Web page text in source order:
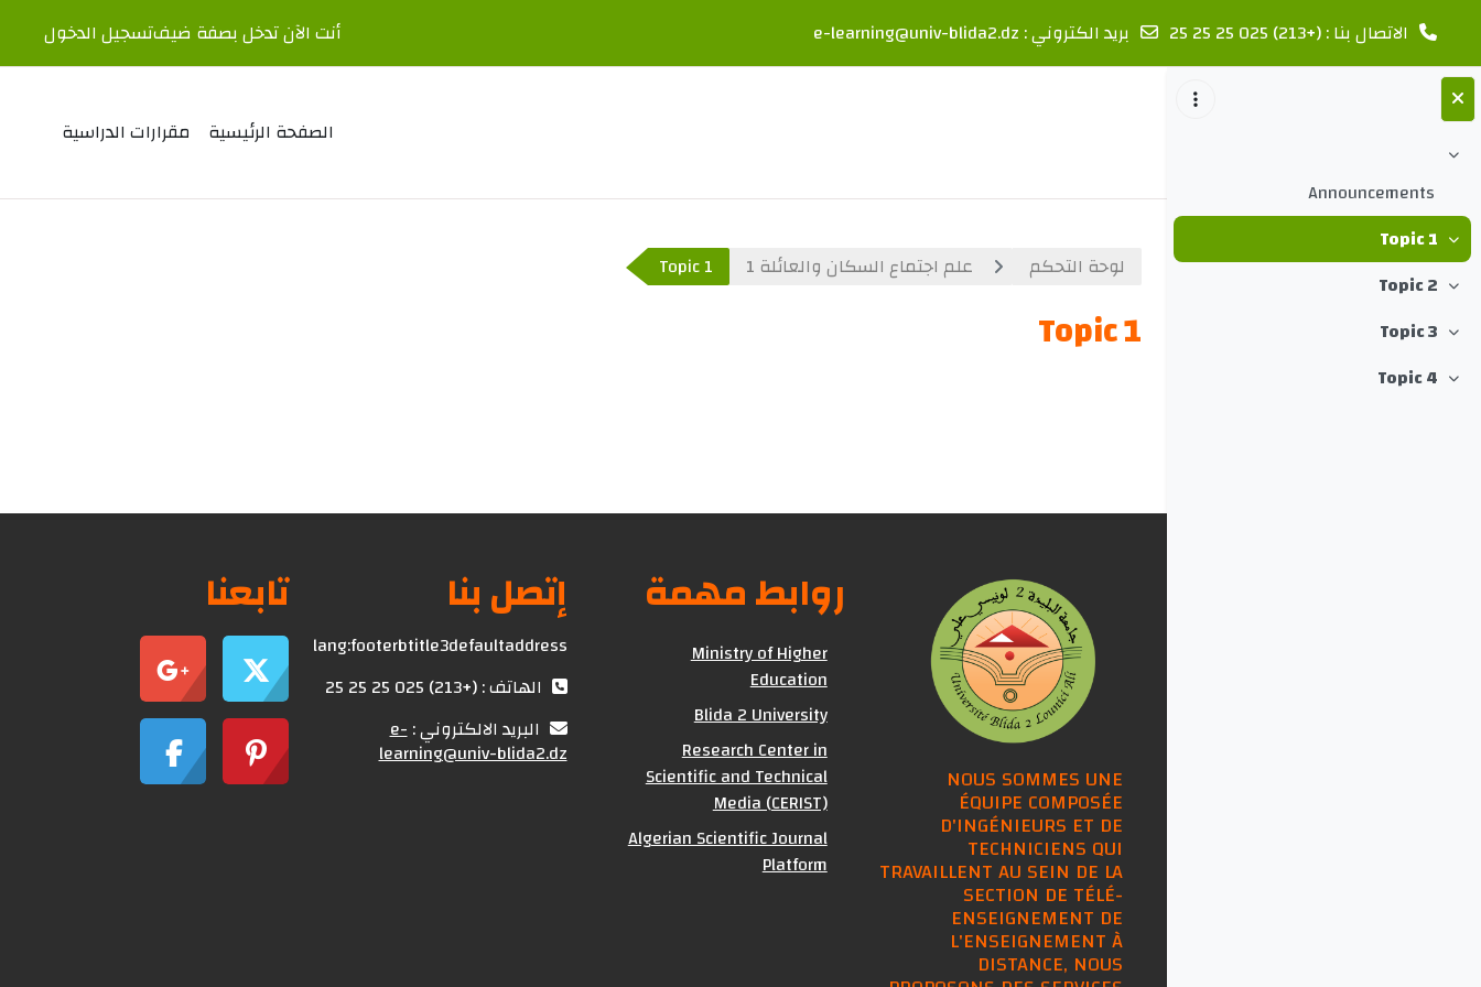
تخطى إلى المحتوى الرئيسي
الاتصال بنا : (+213) 025 25 25 25 بريد الكتروني : e-learning@univ-blida2.dz أنت الآن تدخل بصفة ضيفتسجيل الدخول
الصفحة الرئيسية
مقرارات الدراسية
طي
Announcements
طيTopic 1
طيTopic 2
طيTopic 3
طيTopic 4
لوحة التحكم علم اجتماع السكان والعائلة 1 Topic 1
Topic 1
NOUS SOMMES UNE
ÉQUIPE COMPOSÉE
D'INGÉNIEURS ET DE
TECHNICIENS QUI
TRAVAILLENT AU SEIN DE LA
SECTION DE TÉLÉ-
ENSEIGNEMENT DE
L'ENSEIGNEMENT À
DISTANCE, NOUS
روابط مهمة
Ministry of Higher
Education
Blida 2 University
Research Center in
Scientific and Technical
Media (CERIST)
Algerian Scientific Journal
Platform
إتصل بنا
lang:footerbtitle3defaultaddress
الهاتف : (+213) 025 25 25 25
البريد الالكتروني :e-
learning@univ-blida2.dz
تابعنا